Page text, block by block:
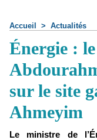
Accueil > Actualités
Énergie :
sur le site
Ahmeyim
Le ministre de